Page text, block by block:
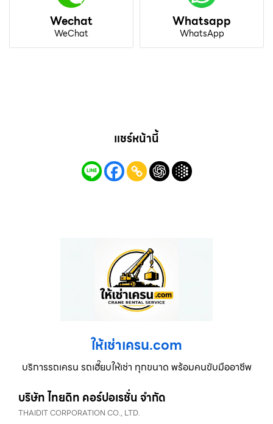
Wechat
WeChat
Whatsapp
WhatsApp
แชร์หน้านี้
ให้เช่าเครน.com
บริการรถเครน รถเฮี๊ยบให้เช่า ทุกขนาด พร้อมคนขับมืออาชีพ
บริษัท ไทยดิท คอร์ปอเรชั่น จำกัด
THAIDIT CORPORATION CO., LTD.